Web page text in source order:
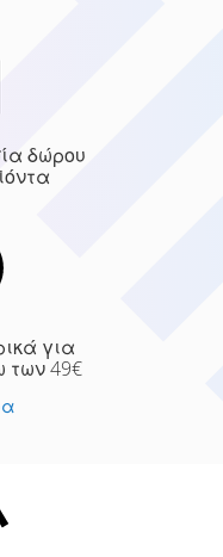
δώρου
για
49€